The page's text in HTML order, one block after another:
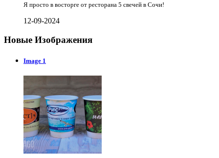
Я просто в восторге от ресторана 5 свечей в Сочи!
12-09-2024
Новые Изображения
Image 1